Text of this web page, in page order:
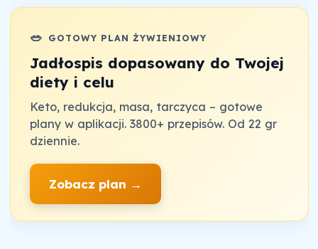
🥗 GOTOWY PLAN ŻYWIENIOWY
Jadłospis dopasowany do Twojej
diety i celu
Keto, redukcja, masa, tarczyca – gotowe
plany w aplikacji. 3800+ przepisów. Od 22 gr
dziennie.
Zobacz plan →